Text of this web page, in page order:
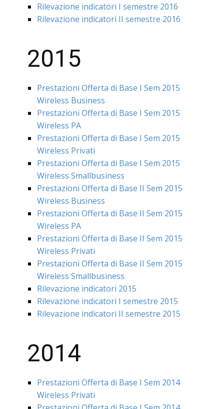
Rilevazione indicatori I semestre 2016
Rilevazione indicatori II semestre 2016
2015
Prestazioni Offerta di Base I Sem 2015
Wireless Business
Prestazioni Offerta di Base I Sem 2015
Wireless PA
Prestazioni Offerta di Base I Sem 2015
Wireless Privati
Prestazioni Offerta di Base I Sem 2015
Wireless Smallbusiness
Prestazioni Offerta di Base II Sem 2015
Wireless Business
Prestazioni Offerta di Base II Sem 2015
Wireless PA
Prestazioni Offerta di Base II Sem 2015
Wireless Privati
Prestazioni Offerta di Base II Sem 2015
Wireless Smallbusiness
Rilevazione indicatori 2015
Rilevazione indicatori I semestre 2015
Rilevazione indicatori II semestre 2015
2014
Prestazioni Offerta di Base I Sem 2014
Wireless Privati